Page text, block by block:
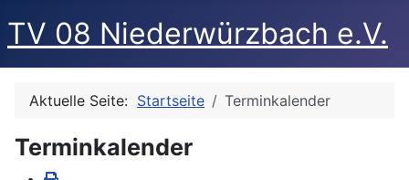
TV 08 Niederwürzbach e.V.
Aktuelle Seite: Startseite Terminkalender
Terminkalender